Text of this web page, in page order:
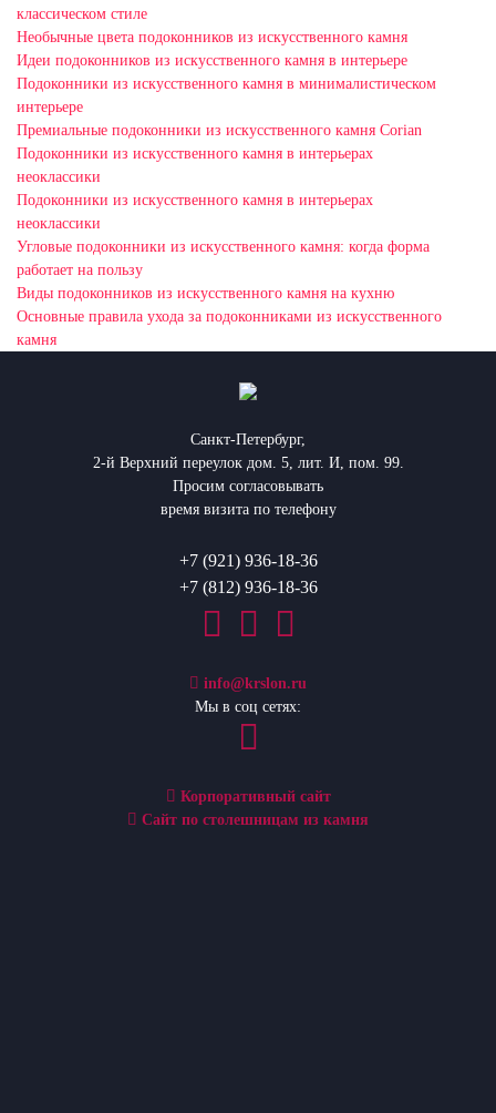
классическом стиле
Необычные цвета подоконников из искусственного камня
Идеи подоконников из искусственного камня в интерьере
Подоконники из искусственного камня в минималистическом
интерьере
Премиальные подоконники из искусственного камня Corian
Подоконники из искусственного камня в интерьерах
неоклассики
Подоконники из искусственного камня в интерьерах
неоклассики
Угловые подоконники из искусственного камня: когда форма
работает на пользу
Виды подоконников из искусственного камня на кухню
Основные правила ухода за подоконниками из искусственного
камня
Санкт-Петербург,
2-й Верхний переулок дом. 5, лит. И, пом. 99.
Просим согласовывать
время визита по телефону
+7 (921) 936-18-36
+7 (812) 936-18-36
info@krslon.ru
Мы в соц сетях:
Корпоративный сайт
Сайт по столешницам из камня